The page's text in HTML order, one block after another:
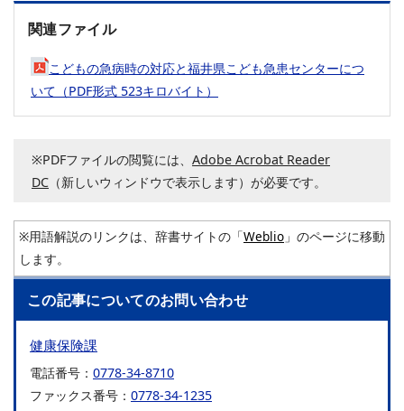
関連ファイル
こどもの急病時の対応と福井県こども急患センターにつ
いて（PDF形式 523キロバイト）
※PDFファイルの閲覧には、 Adobe Acrobat Reader
DC （新しいウィンドウで表示します）が必要です。
※用語解説のリンクは、辞書サイトの「Weblio 」のページに移動
します。
この記事についてのお問い合わせ
健康保険課
電話番号： 0778-34-8710
ファックス番号： 0778-34-1235